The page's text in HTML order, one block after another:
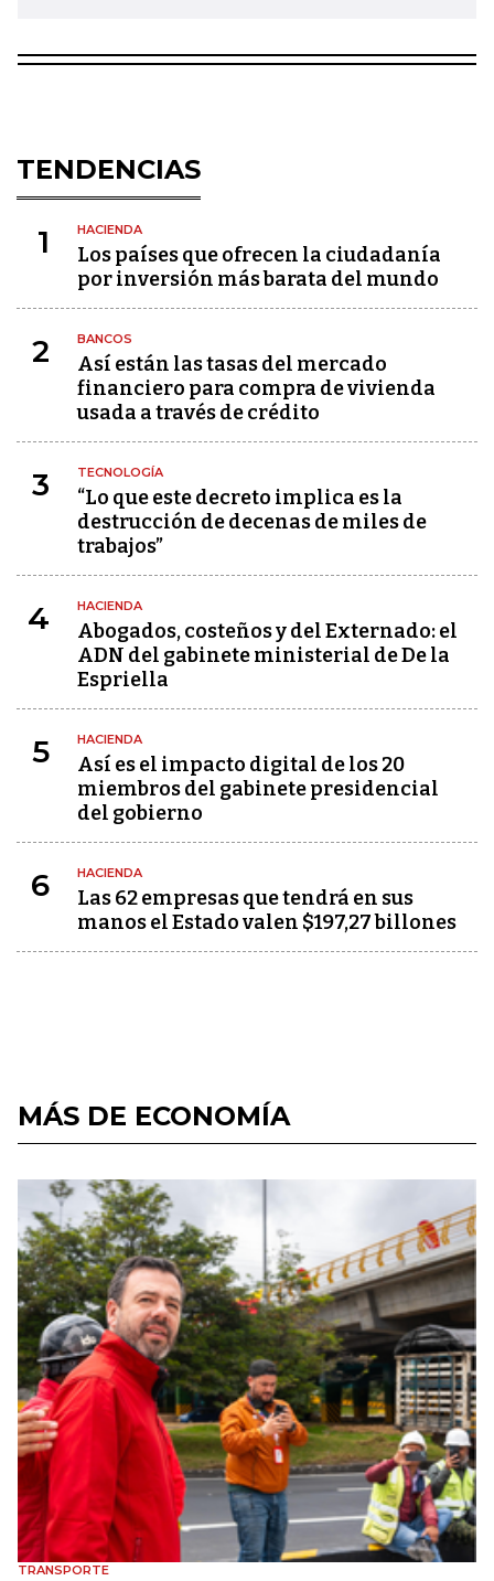
TENDENCIAS
1 HACIENDA
Los países que ofrecen la ciudadanía
por inversión más barata del mundo
2 BANCOS
Así están las tasas del mercado
financiero para compra de vivienda
usada a través de crédito
3 TECNOLOGÍA
“Lo que este decreto implica es la
destrucción de decenas de miles de
trabajos”
4 HACIENDA
Abogados, costeños y del Externado: el
ADN del gabinete ministerial de De la
Espriella
5 HACIENDA
Así es el impacto digital de los 20
miembros del gabinete presidencial
del gobierno
6 HACIENDA
Las 62 empresas que tendrá en sus
manos el Estado valen $197,27 billones
MÁS DE ECONOMÍA
TRANSPORTE